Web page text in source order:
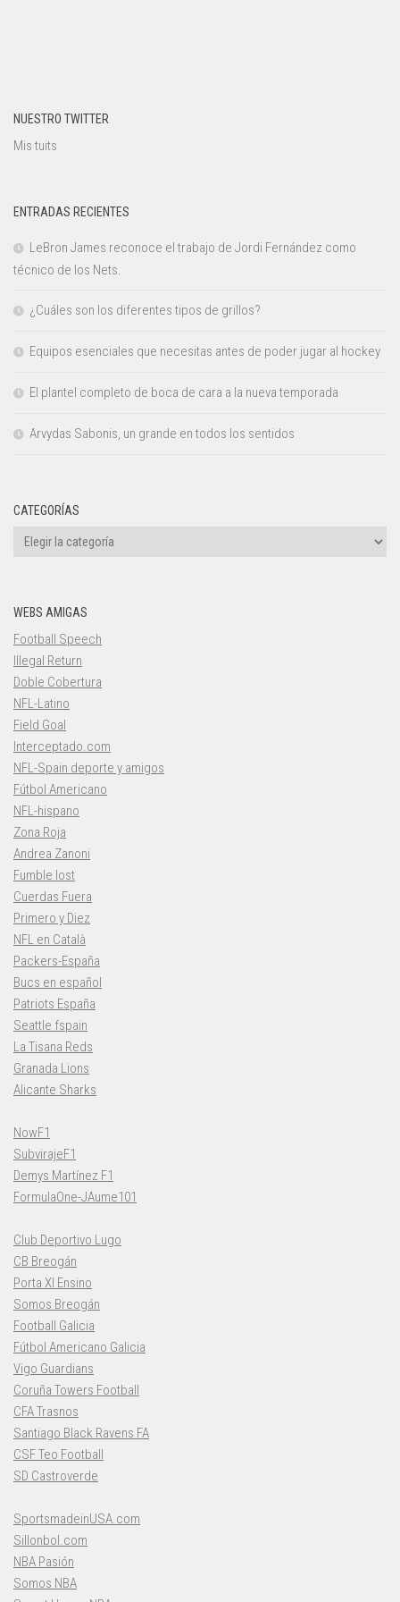
NUESTRO TWITTER
Mis tuits
ENTRADAS RECIENTES
LeBron James reconoce el trabajo de Jordi Fernández como
técnico de los Nets.
¿Cuáles son los diferentes tipos de grillos?
Equipos esenciales que necesitas antes de poder jugar al hockey
El plantel completo de boca de cara a la nueva temporada
Arvydas Sabonis, un grande en todos los sentidos
CATEGORÍAS
Categorías
WEBS AMIGAS
Football Speech
Illegal Return
Doble Cobertura
NFL-Latino
Field Goal
Interceptado.com
NFL-Spain deporte y amigos
Fútbol Americano
NFL-hispano
Zona Roja
Andrea Zanoni
Fumble lost
Cuerdas Fuera
Primero y Diez
NFL en Català
Packers-España
Bucs en español
Patriots España
Seattle fspain
La Tisana Reds
Granada Lions
Alicante Sharks
NowF1
SubvirajeF1
Demys Martínez F1
FormulaOne-JAume101
Club Deportivo Lugo
CB Breogán
Porta XI Ensino
Somos Breogán
Football Galicia
Fútbol Americano Galicia
Vigo Guardians
Coruña Towers Football
CFA Trasnos
Santiago Black Ravens FA
CSF Teo Football
SD Castroverde
SportsmadeinUSA.com
Sillonbol.com
NBA Pasión
Somos NBA